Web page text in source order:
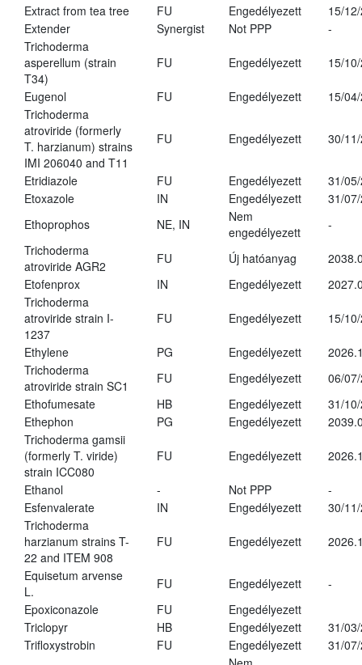
Extract from tea tree FU Engedélyezett
15/
Extender
Synergist Not PPP
-
Trichoderma
asperellum (strain
T34)
FU Engedélyezett 15/
Eugenol FU Engedélyezett
15/
Trichoderma
atroviride (formerly
T. harzianum) strains
IMI 206040 and T11
FU Engedélyezett 30/
Etridiazole FU Engedélyezett
31/
Etoxazole
IN Engedélyezett
31/
Ethoprophos
NE, IN
Nem
engedélyezett
-
Trichoderma
atroviride AGR2
FU Új hatóanyag
Etofenprox
IN Engedélyezett
Trichoderma
atroviride strain I-
1237
FU Engedélyezett 15/
Ethylene PG Engedélyezett
Trichoderma
atroviride strain SC1
FU Engedélyezett
06/
Ethofumesate
HB Engedélyezett
31/
Ethephon
PG Engedélyezett
Trichoderma gamsii
(formerly T. viride)
strain ICC080
FU Engedélyezett
Ethanol - Not PPP
-
Esfenvalerate
IN Engedélyezett
30/
Trichoderma
harzianum strains T-
22 and ITEM 908
FU Engedélyezett
Equisetum arvense
L.
FU Engedélyezett
-
Epoxiconazole
FU
Engedélyezett
Triclopyr
HB Engedélyezett
31/
Trifloxystrobin
FU Engedélyezett
31/